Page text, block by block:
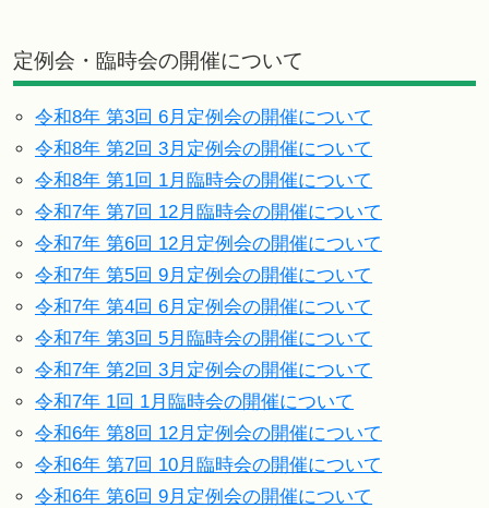
定例会・臨時会の開催について
令和8年 第3回 6月定例会の開催について
令和8年 第2回 3月定例会の開催について
令和8年 第1回 1月臨時会の開催について
令和7年 第7回 12月臨時会の開催について
令和7年 第6回 12月定例会の開催について
令和7年 第5回 9月定例会の開催について
令和7年 第4回 6月定例会の開催について
令和7年 第3回 5月臨時会の開催について
令和7年 第2回 3月定例会の開催について
令和7年 1回 1月臨時会の開催について
令和6年 第8回 12月定例会の開催について
令和6年 第7回 10月臨時会の開催について
令和6年 第6回 9月定例会の開催について